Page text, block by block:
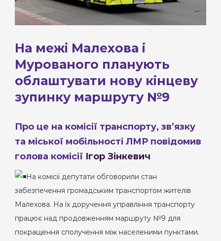
На межі Малехова і
Мурованого планують
облаштувати нову кінцеву
зупинку маршруту №9
Про це на комісії транспорту, зв’язку
та міської мобільності ЛМР повідомив
голова комісії Ігор Зінкевич
На комісії депутати обговорили стан
забезпечення громадським транспортом жителів
Малехова. На їх доручення управління транспорту
працює над продовженням маршруту №9 для
покращення сполучення між населеними пунктами.